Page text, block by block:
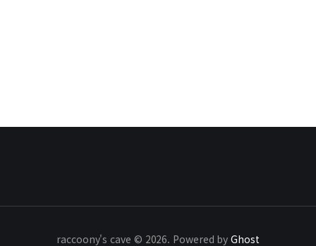
raccoony's cave © 2026. Powered byGhost